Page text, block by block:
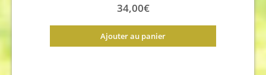
34,00€
Ajouter au panier